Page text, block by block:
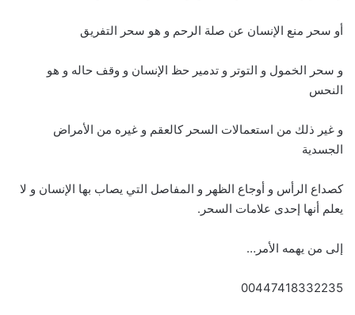
أو سحر منع الإنسان عن صلة الرحم و هو سحر التفريق
و سحر الخمول و التوتر و تدمير حظ الإنسان و وقف حاله و هو
النحس
و غير ذلك من استعمالات السحر كالعقم و غيره من الأمراض
الجسدية
كصداع الرأس و أوجاع الظهر و المفاصل التي يصاب بها الإنسان و لا
يعلم أنها إحدى علامات السحر.
إلى من يهمه الأمر…
00447418332235